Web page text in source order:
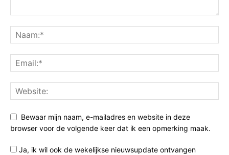
Bewaar mijn naam, e-mailadres en website in deze
browser voor de volgende keer dat ik een opmerking maak.
Ja, ik wil ook de wekelijkse nieuwsupdate ontvangen